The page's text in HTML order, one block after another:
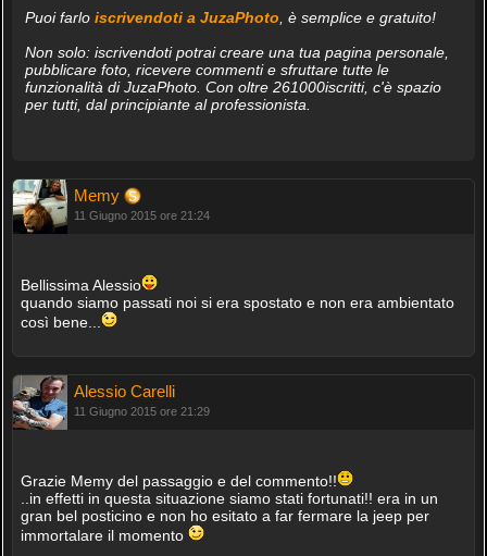
Puoi farlo iscrivendoti a JuzaPhoto, è semplice e gratuito!
Non solo: iscrivendoti potrai creare una tua pagina personale,
pubblicare foto, ricevere commenti e sfruttare tutte le
funzionalità di JuzaPhoto. Con oltre 261000iscritti, c'è spazio
per tutti, dal principiante al professionista.
Memy
11 Giugno 2015 ore 21:24
Bellissima Alessio
quando siamo passati noi si era spostato e non era ambientato
così bene...
Alessio Carelli
11 Giugno 2015 ore 21:29
Grazie Memy del passaggio e del commento!!
..in effetti in questa situazione siamo stati fortunati!! era in un
gran bel posticino e non ho esitato a far fermare la jeep per
immortalare il momento